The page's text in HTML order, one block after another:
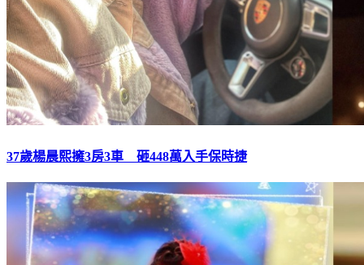
37歲楊晨熙擁3房3車 砸448萬入手保時捷